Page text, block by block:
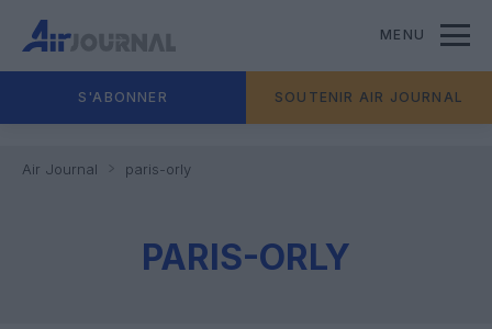
MENU
S'ABONNER SOUTENIR AIR JOURNAL
Air Journal paris-orly
PARIS-ORLY